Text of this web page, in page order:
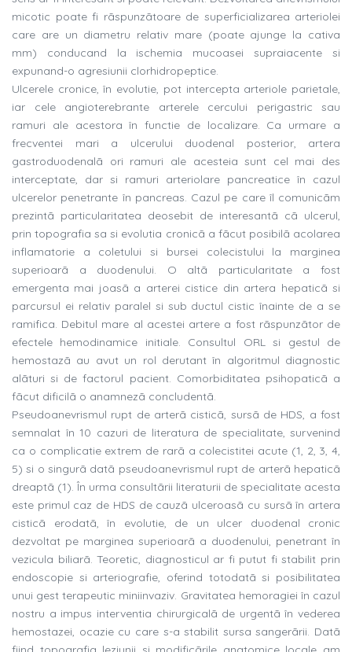
micotic poate fi rãspunzãtoare de superficializarea arteriolei
care are un diametru relativ mare (poate ajunge la cativa
mm) conducand la ischemia mucoasei supraiacente si
expunand-o agresiunii clorhidropeptice.
Ulcerele cronice, în evolutie, pot intercepta arteriole parietale,
iar cele angioterebrante arterele cercului perigastric sau
ramuri ale acestora în functie de localizare. Ca urmare a
frecventei mari a ulcerului duodenal posterior, artera
gastroduodenalã ori ramuri ale acesteia sunt cel mai des
interceptate, dar si ramuri arteriolare pancreatice în cazul
ulcerelor penetrante în pancreas. Cazul pe care îl comunicãm
prezintã particularitatea deosebit de interesantã cã ulcerul,
prin topografia sa si evolutia cronicã a fãcut posibilã acolarea
inflamatorie a coletului si bursei colecistului la marginea
superioarã a duodenului. O altã particularitate a fost
emergenta mai joasã a arterei cistice din artera hepaticã si
parcursul ei relativ paralel si sub ductul cistic înainte de a se
ramifica. Debitul mare al acestei artere a fost rãspunzãtor de
efectele hemodinamice initiale. Consultul ORL si gestul de
hemostazã au avut un rol derutant în algoritmul diagnostic
alãturi si de factorul pacient. Comorbiditatea psihopaticã a
fãcut dificilã o anamnezã concludentã.
Pseudoanevrismul rupt de arterã cisticã, sursã de HDS, a fost
semnalat în 10 cazuri de literatura de specialitate, survenind
ca o complicatie extrem de rarã a colecistitei acute (1, 2, 3, 4,
5) si o singurã datã pseudoanevrismul rupt de arterã hepaticã
dreaptã (1). În urma consultãrii literaturii de specialitate acesta
este primul caz de HDS de cauzã ulceroasã cu sursã în artera
cisticã erodatã, în evolutie, de un ulcer duodenal cronic
dezvoltat pe marginea superioarã a duodenului, penetrant în
vezicula biliarã. Teoretic, diagnosticul ar fi putut fi stabilit prin
endoscopie si arteriografie, oferind totodatã si posibilitatea
unui gest terapeutic miniinvaziv. Gravitatea hemoragiei în cazul
nostru a impus interventia chirurgicalã de urgentã în vederea
hemostazei, ocazie cu care s-a stabilit sursa sangerãrii. Datã